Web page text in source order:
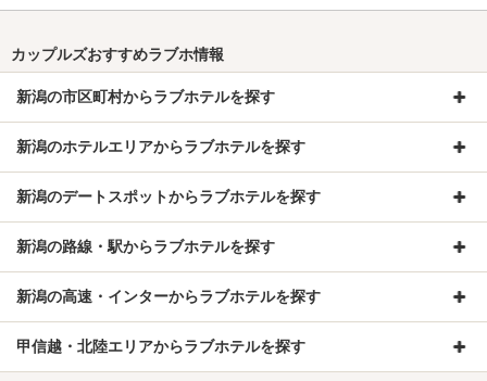
カップルズおすすめラブホ情報
新潟の市区町村からラブホテルを探す
新潟のホテルエリアからラブホテルを探す
新潟のデートスポットからラブホテルを探す
新潟の路線・駅からラブホテルを探す
新潟の高速・インターからラブホテルを探す
甲信越・北陸エリアからラブホテルを探す